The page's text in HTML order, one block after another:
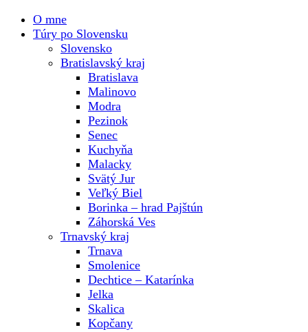
O mne
Túry po Slovensku
Slovensko
Bratislavský kraj
Bratislava
Malinovo
Modra
Pezinok
Senec
Kuchyňa
Malacky
Svätý Jur
Veľký Biel
Borinka – hrad Pajštún
Záhorská Ves
Trnavský kraj
Trnava
Smolenice
Dechtice – Katarínka
Jelka
Skalica
Kopčany